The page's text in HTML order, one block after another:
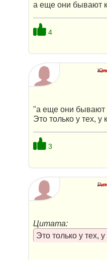
а еще они бывают
4
"а еще они бывают
Это только у тех, у
3
Цитата:
Это только у тех,